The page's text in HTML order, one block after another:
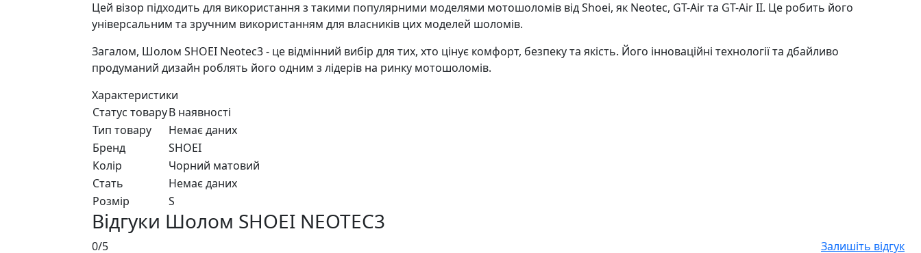
Цей візор підходить для використання з такими популярними моделями мотошоломів від Shoei, як Neotec, GT-Air та GT-Air II. Це робить його
універсальним та зручним використанням для власників цих моделей шоломів.
Загалом, Шолом SHOEI Neotec3 - це відмінний вибір для тих, хто цінує комфорт, безпеку та якість. Його інноваційні технології та дбайливо
продуманий дизайн роблять його одним з лідерів на ринку мотошоломів.
Характеристики
Статус товаруВ наявності
Тип товару
Немає даних
Бренд
SHOEI
Колір
Чорний матовий
Стать
Немає даних
Розмір
S
Відгуки Шолом SHOEI NEOTEC3
0/5 Залишіть відгук